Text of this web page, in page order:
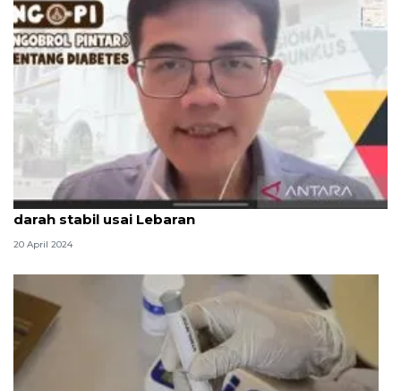
Dokter ungkap panduan makan sehat, jaga gula
darah stabil usai Lebaran
20 April 2024